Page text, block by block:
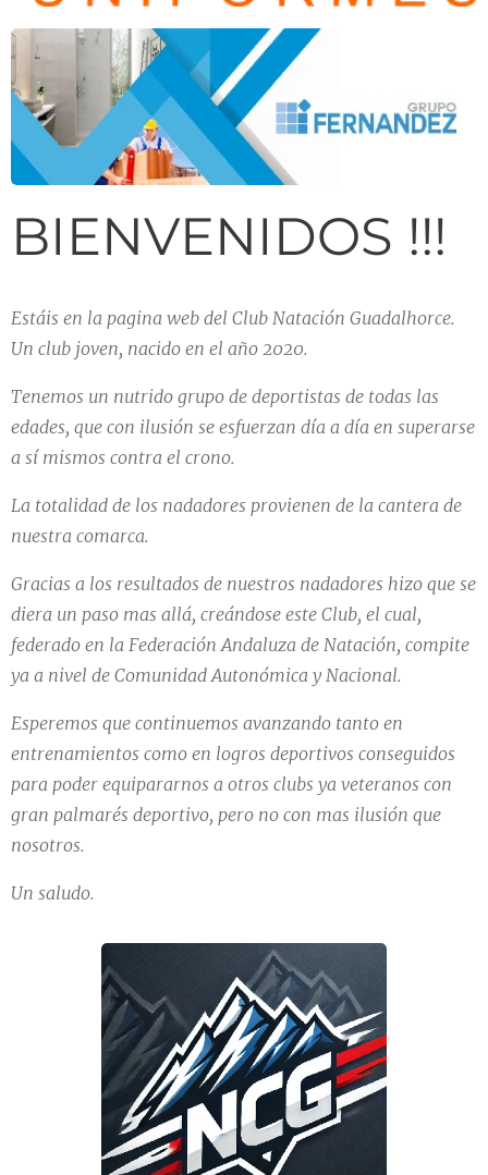
BIENVENIDOS !!!
Estáis en la pagina web del Club Natación Guadalhorce.
Un club joven, nacido en el año 2020.
Tenemos un nutrido grupo de deportistas de todas las
edades, que con ilusión se esfuerzan día a día en superarse
a sí mismos contra el crono.
La totalidad de los nadadores provienen de la cantera de
nuestra comarca.
Gracias a los resultados de nuestros nadadores hizo que se
diera un paso mas allá, creándose este Club, el cual,
federado en la Federación Andaluza de Natación, compite
ya a nivel de Comunidad Autonómica y Nacional.
Esperemos que continuemos avanzando tanto en
entrenamientos como en logros deportivos conseguidos
para poder equipararnos a otros clubs ya veteranos con
gran palmarés deportivo, pero no con mas ilusión que
nosotros.
Un saludo.